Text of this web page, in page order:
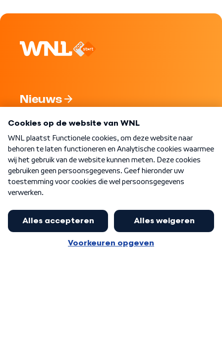
Nieuws
Nieuwsbrief
Word Lid